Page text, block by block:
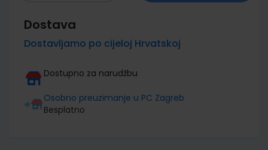
Dostava
Dostavljamo po cijeloj Hrvatskoj
Dostupno za narudžbu
Osobno preuzimanje u PC Zagreb
Besplatno